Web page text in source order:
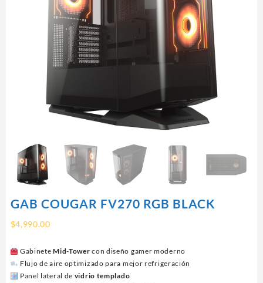
GAB COUGAR FV270 RGB BLACK
$4,990.00
GabineteMid-Tower con diseño gamer moderno
Flujo de aire optimizado para mejor refrigeración
Panel lateral de vidrio templado